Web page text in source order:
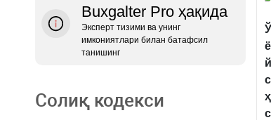
Buxgalter Pro ҳақида
Эксперт тизими ва унинг
имкониятлари билан батафсил
танишинг
Солиқ кодекси